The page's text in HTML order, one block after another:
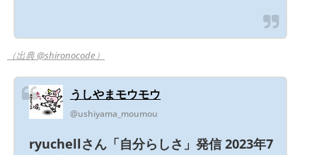
（出典 @shironocode）
うしやまモウモウ
@ushiyama_moumou
ryuchellさん「自分らしさ」発信 2023年7